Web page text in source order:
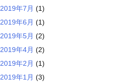
2019年7月 (1)
2019年6月 (1)
2019年5月 (2)
2019年4月 (2)
2019年2月 (1)
2019年1月 (3)